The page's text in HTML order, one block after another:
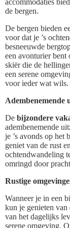
accommodaties
de bergen.
De bergen bieden
voor dat je ’s
besneeuwde
een avonturier bent
skiër die de
een serene
voor ieder wat wils.
Adembenemende
De bijzondere
adembenemende
je ’s avonds op het
geniet van de rust
ochtendwandeling
omringd door
Rustige
Wanneer je in een
kun je genieten van
van het dagelijks
serene omgeving.